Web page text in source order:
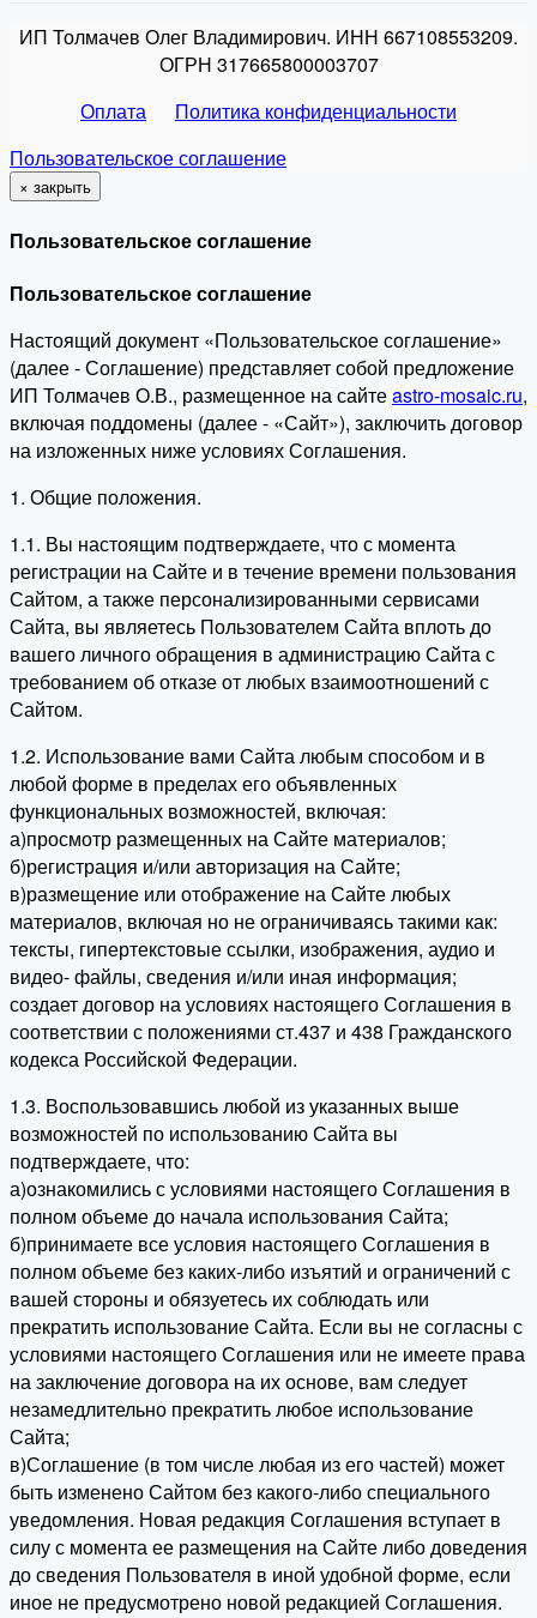
ИП Толмачев Олег Владимирович. ИНН 667108553209.
ОГРН 317665800003707
Оплата
Политика конфиденциальности
Пользовательское соглашение
× закрыть
Пользовательское соглашение
Пользовательское соглашение
Настоящий документ «Пользовательское соглашение»
(далее - Соглашение) представляет собой предложение
ИП Толмачев О.В., размещенное на сайтеastro-mosaic.ru,
включая поддомены (далее - «Сайт»), заключить договор
на изложенных ниже условиях Соглашения.
1. Общие положения.
1.1. Вы настоящим подтверждаете, что с момента
регистрации на Сайте и в течение времени пользования
Сайтом, а также персонализированными сервисами
Сайта, вы являетесь Пользователем Сайта вплоть до
вашего личного обращения в администрацию Сайта с
требованием об отказе от любых взаимоотношений с
Сайтом.
1.2. Использование вами Сайта любым способом и в
любой форме в пределах его объявленных
функциональных возможностей, включая:
а)просмотр размещенных на Сайте материалов;
б)регистрация и/или авторизация на Сайте;
в)размещение или отображение на Сайте любых
материалов, включая но не ограничиваясь такими как:
тексты, гипертекстовые ссылки, изображения, аудио и
видео- файлы, сведения и/или иная информация;
создает договор на условиях настоящего Соглашения в
соответствии с положениями ст.437 и 438 Гражданского
кодекса Российской Федерации.
1.3. Воспользовавшись любой из указанных выше
возможностей по использованию Сайта вы
подтверждаете, что:
а)ознакомились с условиями настоящего Соглашения в
полном объеме до начала использования Сайта;
б)принимаете все условия настоящего Соглашения в
полном объеме без каких-либо изъятий и ограничений с
вашей стороны и обязуетесь их соблюдать или
прекратить использование Сайта. Если вы не согласны с
условиями настоящего Соглашения или не имеете права
на заключение договора на их основе, вам следует
незамедлительно прекратить любое использование
Сайта;
в)Соглашение (в том числе любая из его частей) может
быть изменено Сайтом без какого-либо специального
уведомления. Новая редакция Соглашения вступает в
силу с момента ее размещения на Сайте либо доведения
до сведения Пользователя в иной удобной форме, если
иное не предусмотрено новой редакцией Соглашения.